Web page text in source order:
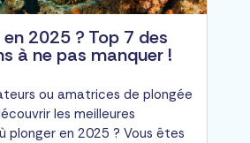
2025 ? Top 7 des
à ne pas manquer !
ou amatrices de plongée
les meilleures
plonger en 2025 ? Vous êtes